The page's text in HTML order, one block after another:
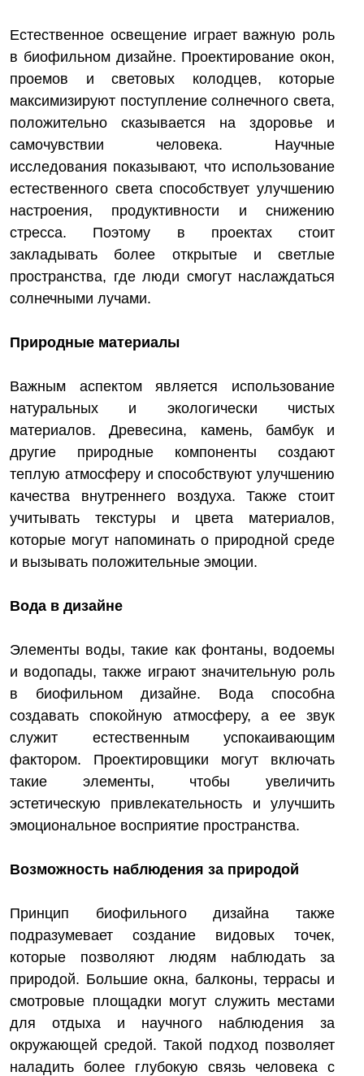
Естественное освещение играет важную роль
в биофильном дизайне. Проектирование окон,
проемов и световых колодцев, которые
максимизируют поступление солнечного света,
положительно сказывается на здоровье и
самочувствии человека. Научные
исследования показывают, что использование
естественного света способствует улучшению
настроения, продуктивности и снижению
стресса. Поэтому в проектах стоит
закладывать более открытые и светлые
пространства, где люди смогут наслаждаться
солнечными лучами.
Природные материалы
Важным аспектом является использование
натуральных и экологически чистых
материалов. Древесина, камень, бамбук и
другие природные компоненты создают
теплую атмосферу и способствуют улучшению
качества внутреннего воздуха. Также стоит
учитывать текстуры и цвета материалов,
которые могут напоминать о природной среде
и вызывать положительные эмоции.
Вода в дизайне
Элементы воды, такие как фонтаны, водоемы
и водопады, также играют значительную роль
в биофильном дизайне. Вода способна
создавать спокойную атмосферу, а ее звук
служит естественным успокаивающим
фактором. Проектировщики могут включать
такие элементы, чтобы увеличить
эстетическую привлекательность и улучшить
эмоциональное восприятие пространства.
Возможность наблюдения за природой
Принцип биофильного дизайна также
подразумевает создание видовых точек,
которые позволяют людям наблюдать за
природой. Большие окна, балконы, террасы и
смотровые площадки могут служить местами
для отдыха и научного наблюдения за
окружающей средой. Такой подход позволяет
наладить более глубокую связь человека с